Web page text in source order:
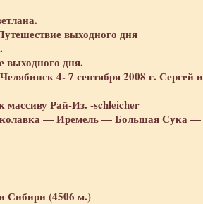
выходного дня
.
дня.
4- 7 сентября 2008 г. Сергей и
Рай-Из. -schleicher
— Иремель — Большая Сука —
Сибири (4506 м.)